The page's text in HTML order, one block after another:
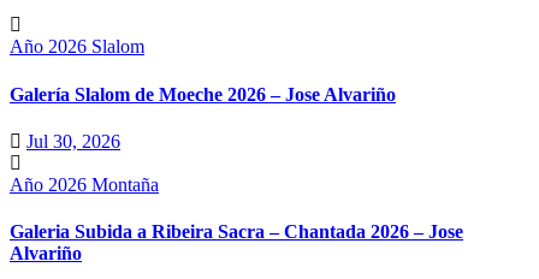
Año 2026 Slalom
Galería Slalom de Moeche 2026 – Jose Alvariño
Jul 30, 2026
Año 2026 Montaña
Galeria Subida a Ribeira Sacra – Chantada 2026 – Jose
Alvariño